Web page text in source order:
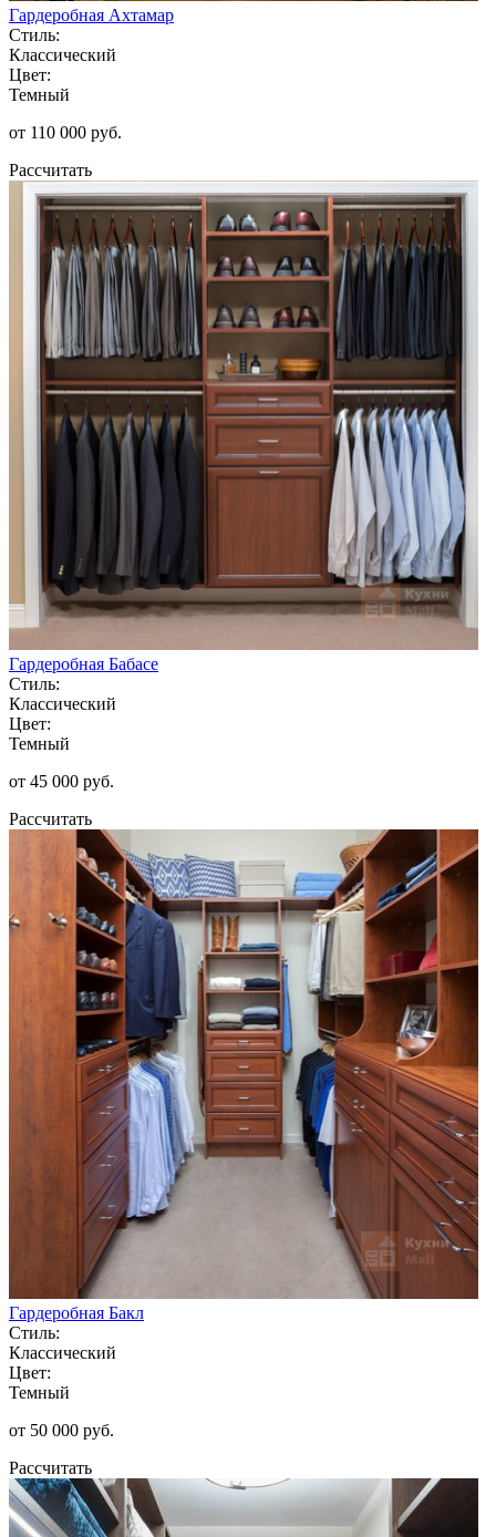
Гардеробная Ахтамар
Стиль:
Классический
Цвет:
Темный
от 110 000 руб.
Рассчитать
Гардеробная Бабасе
Стиль:
Классический
Цвет:
Темный
от 45 000 руб.
Рассчитать
Гардеробная Бакл
Стиль:
Классический
Цвет:
Темный
от 50 000 руб.
Рассчитать